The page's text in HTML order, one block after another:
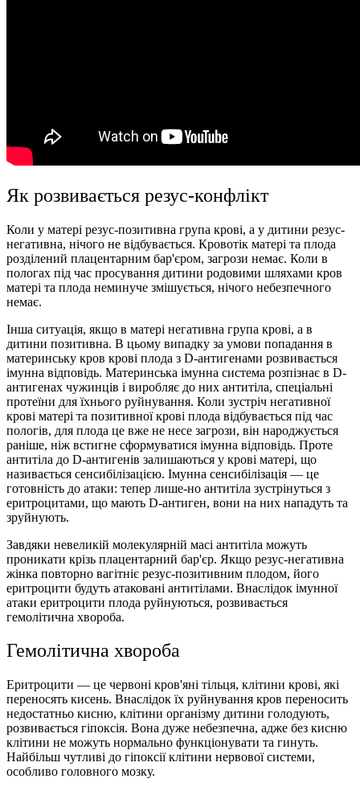
Як розвивається резус-конфлікт
Коли у матері резус-позитивна група крові, а у дитини резус-
негативна, нічого не відбувається. Кровотік матері та плода
розділений плацентарним бар'єром, загрози немає. Коли в
пологах під час просування дитини родовими шляхами кров
матері та плода неминуче змішується, нічого небезпечного
немає.
Інша ситуація, якщо в матері негативна група крові, а в
дитини позитивна. В цьому випадку за умови попадання в
материнську кров крові плода з D-антигенами розвивається
імунна відповідь. Материнська імунна система розпізнає в D-
антигенах чужинців і виробляє до них антитіла, спеціальні
протеїни для їхнього руйнування. Коли зустріч негативної
крові матері та позитивної крові плода відбувається під час
пологів, для плода це вже не несе загрози, він народжується
раніше, ніж встигне сформуватися імунна відповідь. Проте
антитіла до D-антигенів залишаються у крові матері, що
називається сенсибілізацією. Імунна сенсибілізація — це
готовність до атаки: тепер лише-но антитіла зустрінуться з
еритроцитами, що мають D-антиген, вони на них нападуть та
зруйнують.
Завдяки невеликій молекулярній масі антитіла можуть
проникати крізь плацентарний бар'єр. Якщо резус-негативна
жінка повторно вагітніє резус-позитивним плодом, його
еритроцити будуть атаковані антитілами. Внаслідок імунної
атаки еритроцити плода руйнуються, розвивається
гемолітична хвороба.
Гемолітична хвороба
Еритроцити — це червоні кров'яні тільця, клітини крові, які
переносять кисень. Внаслідок їх руйнування кров переносить
недостатньо кисню, клітини організму дитини голодують,
розвивається гіпоксія. Вона дуже небезпечна, адже без кисню
клітини не можуть нормально функціонувати та гинуть.
Найбільш чутливі до гіпоксії клітини нервової системи,
особливо головного мозку.